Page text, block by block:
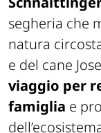
segheria che
natura
e del cane
viaggio per
famiglia e